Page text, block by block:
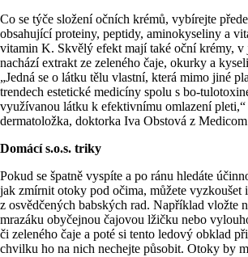
Co se týče složení očních krémů, vybírejte
obsahující proteiny, peptidy, aminokyseliny a
vitamin K. Skvělý efekt mají také oční krémy, v
nachází extrakt ze zeleného čaje, okurky a
„Jedná se o látku tělu vlastní, která mimo jiné
trendech estetické medicíny spolu s bo-
využívanou látku k efektivnímu omlazení
dermatoložka, doktorka Iva Obstová z
Domácí s.o.s. triky
Pokud se špatně vyspíte a po ránu hledáte
jak zmírnit otoky pod očima, můžete vyzkoušet
z osvědčených babských rad. Například vložte
mrazáku obyčejnou čajovou lžičku nebo
či zeleného čaje a poté si tento ledový obklad
chvilku ho na nich nechejte působit. Otoky by